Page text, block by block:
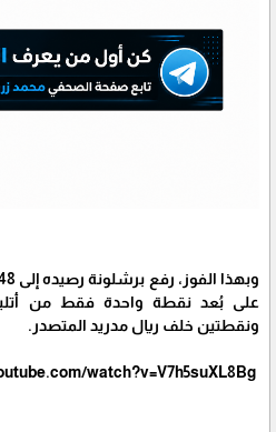
على بُعد نقطة واحدة فقط من
ونقطتين خلف ريال مدريد المتصدر.